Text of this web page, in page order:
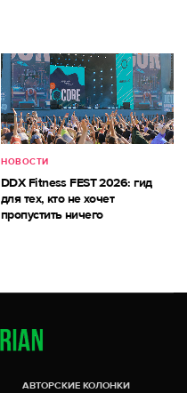
НОВОСТИ
DDX Fitness FEST 2026: гид
для тех, кто не хочет
пропустить ничего
АВТОРСКИЕ КОЛОНКИ